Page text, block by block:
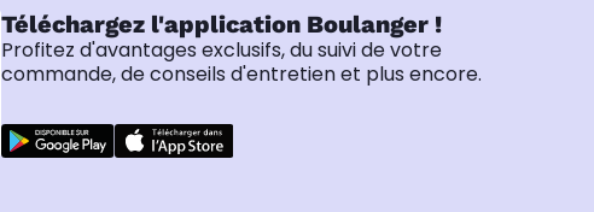
Téléchargez l'application Boulanger !
Profitez d'avantages exclusifs, du suivi de votre
commande, de conseils d'entretien et plus encore.